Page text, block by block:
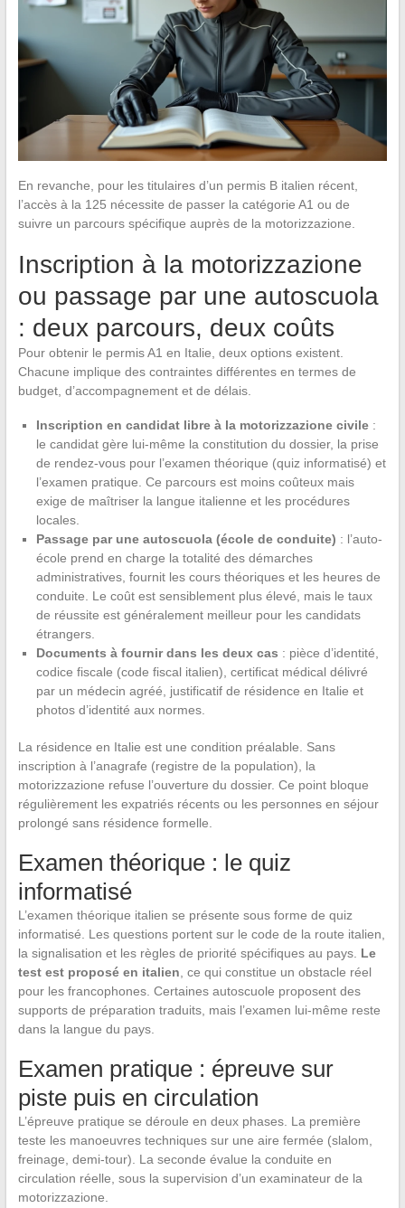
En revanche, pour les titulaires d’un permis B italien récent,
l’accès à la 125 nécessite de passer la catégorie A1 ou de
suivre un parcours spécifique auprès de la motorizzazione.
Inscription à la motorizzazione
ou passage par une autoscuola
: deux parcours, deux coûts
Pour obtenir le permis A1 en Italie, deux options existent.
Chacune implique des contraintes différentes en termes de
budget, d’accompagnement et de délais.
Inscription en candidat libre à la motorizzazione civile:
le candidat gère lui-même la constitution du dossier, la prise
de rendez-vous pour l’examen théorique (quiz informatisé) et
l’examen pratique. Ce parcours est moins coûteux mais
exige de maîtriser la langue italienne et les procédures
locales.
Passage par une autoscuola (école de conduite) : l’auto-
école prend en charge la totalité des démarches
administratives, fournit les cours théoriques et les heures de
conduite. Le coût est sensiblement plus élevé, mais le taux
de réussite est généralement meilleur pour les candidats
étrangers.
Documents à fournir dans les deux cas : pièce d’identité,
codice fiscale (code fiscal italien), certificat médical délivré
par un médecin agréé, justificatif de résidence en Italie et
photos d’identité aux normes.
La résidence en Italie est une condition préalable. Sans
inscription à l’anagrafe (registre de la population), la
motorizzazione refuse l’ouverture du dossier. Ce point bloque
régulièrement les expatriés récents ou les personnes en séjour
prolongé sans résidence formelle.
Examen théorique : le quiz
informatisé
L’examen théorique italien se présente sous forme de quiz
informatisé. Les questions portent sur le code de la route italien,
la signalisation et les règles de priorité spécifiques au pays. Le
test est proposé en italien , ce qui constitue un obstacle réel
pour les francophones. Certaines autoscuole proposent des
supports de préparation traduits, mais l’examen lui-même reste
dans la langue du pays.
Examen pratique : épreuve sur
piste puis en circulation
L’épreuve pratique se déroule en deux phases. La première
teste les manoeuvres techniques sur une aire fermée (slalom,
freinage, demi-tour). La seconde évalue la conduite en
circulation réelle, sous la supervision d’un examinateur de la
motorizzazione.